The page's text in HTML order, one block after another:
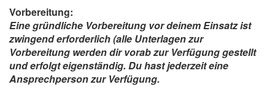
Vorbereitung:
Eine gründliche Vorbereitung vor deinem Einsatz ist
zwingend erforderlich (alle Unterlagen zur
Vorbereitung werden dir vorab zur Verfügung gestellt
und erfolgt eigenständig. Du hast jederzeit eine
Ansprechperson zur Verfügung.